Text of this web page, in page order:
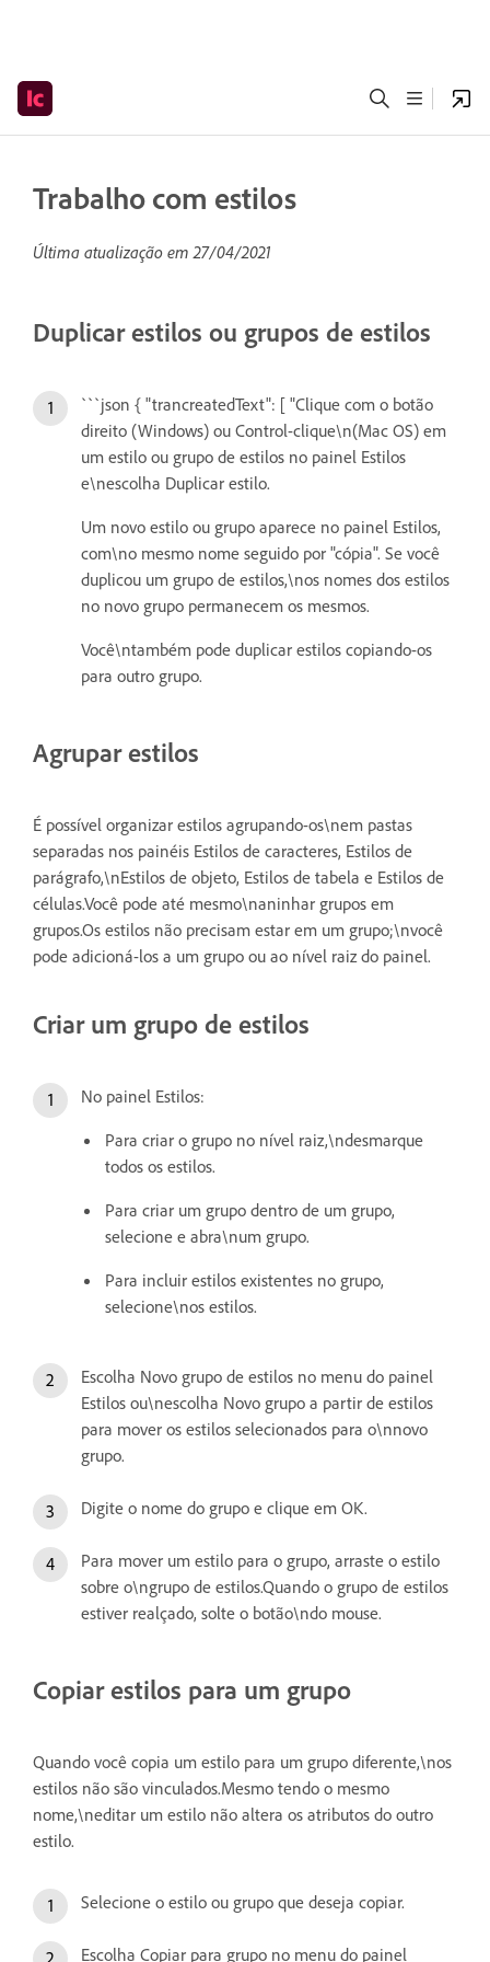
Trabalho com estilos
Última atualização em27/04/2021
Duplicar estilos ou grupos de estilos
```json { "trancreatedText": [ "Clique com o botão
direito (Windows) ou Control-clique\n(Mac OS) em
um estilo ou grupo de estilos no painel Estilos
e\nescolha Duplicar estilo.
Um novo estilo ou grupo aparece no painel Estilos,
com\no mesmo nome seguido por "cópia". Se você
duplicou um grupo de estilos,\nos nomes dos estilos
no novo grupo permanecem os mesmos.
Você\ntambém pode duplicar estilos copiando-os
para outro grupo.
Agrupar estilos
É possível organizar estilos agrupando-os\nem pastas
separadas nos painéis Estilos de caracteres, Estilos de
parágrafo,\nEstilos de objeto, Estilos de tabela e Estilos de
células.Você pode até mesmo\naninhar grupos em
grupos.Os estilos não precisam estar em um grupo;\nvocê
pode adicioná-los a um grupo ou ao nível raiz do painel.
Criar um grupo de estilos
No painel Estilos:
Para criar o grupo no nível raiz,\ndesmarque
todos os estilos.
Para criar um grupo dentro de um grupo,
selecione e abra\num grupo.
Para incluir estilos existentes no grupo,
selecione\nos estilos.
Escolha Novo grupo de estilos no menu do painel
Estilos ou\nescolha Novo grupo a partir de estilos
para mover os estilos selecionados para o\nnovo
grupo.
Digite o nome do grupo e clique em OK.
Para mover um estilo para o grupo, arraste o estilo
sobre o\ngrupo de estilos.Quando o grupo de estilos
estiver realçado, solte o botão\ndo mouse.
Copiar estilos para um grupo
Quando você copia um estilo para um grupo diferente,\nos
estilos não são vinculados.Mesmo tendo o mesmo
nome,\neditar um estilo não altera os atributos do outro
estilo.
Selecione o estilo ou grupo que deseja copiar.
Escolha Copiar para grupo no menu do painel